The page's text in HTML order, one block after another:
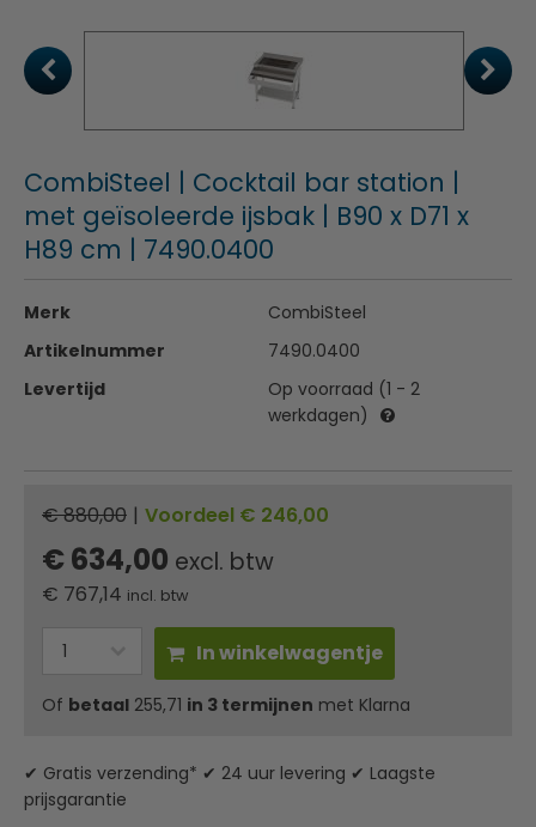
CombiSteel | Cocktail bar station |
met geïsoleerde ijsbak | B90 x D71 x
H89 cm | 7490.0400
Merk
CombiSteel
Artikelnummer
7490.0400
Levertijd
Op voorraad (1 - 2
werkdagen)
€ 880,00 | Voordeel € 246,00
€ 634,00 excl. btw
€ 767,14 incl. btw
In winkelwagentje
Of betaal 255,71 in 3 termijnen met Klarna
✔ Gratis verzending* ✔ 24 uur levering ✔ Laagste
prijsgarantie